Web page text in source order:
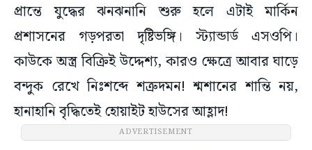
প্রান্তে যুদ্ধের ঝনঝনানি শুরু হলে এটাই মার্কিন
প্রশাসনের গড়পরতা দৃষ্টিভঙ্গি। স্ট্যান্ডার্ড এসওপি।
কাউকে অস্ত্র বিক্রিই উদ্দেশ্য, কারও ক্ষেত্রে আবার ঘাড়ে
বন্দুক রেখে নিঃশব্দে শত্রুদমন! শ্মশানের শান্তি নয়,
হানাহানি বৃদ্ধিতেই হোয়াইট হাউসের আহ্লাদ!
অপারেশন সিন্দুরে আমেরিকার প্রতিনিয়ত বদলে যাওয়া